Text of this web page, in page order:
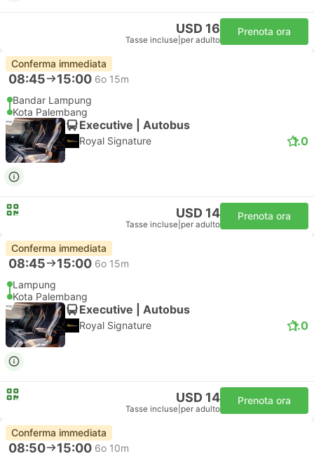
USD 16
Tasse incluse per adulto
Prenota ora
Conferma immediata
08:45 15:00 6o 15m
Bandar Lampung
Kota Palembang
Executive | Autobus
Royal Signature 1.0
USD 14
Tasse incluse per adulto
Prenota ora
Conferma immediata
08:45 15:00 6o 15m
Lampung
Kota Palembang
Executive | Autobus
Royal Signature 1.0
USD 14
Tasse incluse per adulto
Prenota ora
Conferma immediata
08:50 15:00 6o 10m